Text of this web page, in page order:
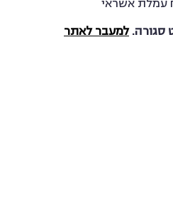
סגורה.למעבר לאתר